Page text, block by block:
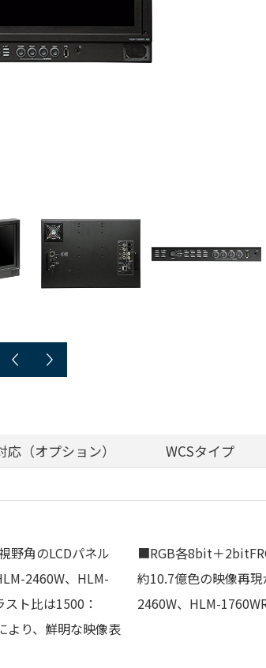
応（オプション） WCSタイプ
野角のLCDパネル
2460W、HLM-
ト比は1500：
より、鮮明な映像表
■RGB各8bit＋
約10.7億色の映像再
2460W、HLM-